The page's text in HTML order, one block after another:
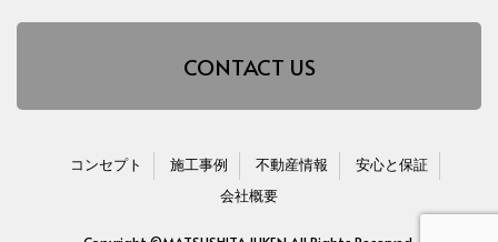
CONTACT US
コンセプト 施工事例 不動産情報
安心と保証
会社概要